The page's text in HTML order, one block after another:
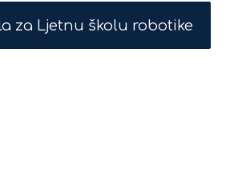
za Ljetnu školu robotike